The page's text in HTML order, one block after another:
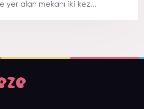
yer alan mekanı iki kez...